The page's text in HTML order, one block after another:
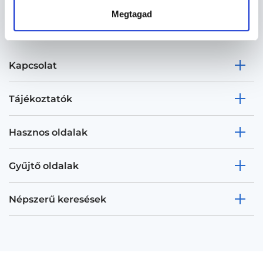
Megtagad
Kapcsolat
Tájékoztatók
Hasznos oldalak
Gyűjtő oldalak
Népszerű keresések